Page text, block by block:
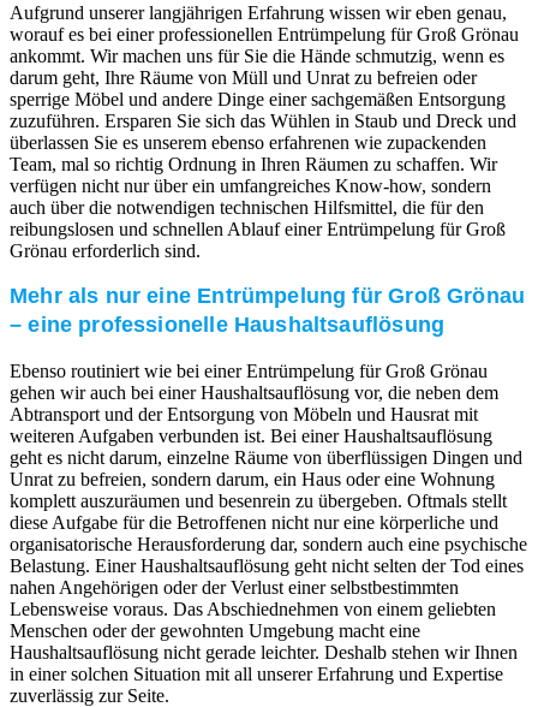
Aufgrund unserer langjährigen Erfahrung wissen wir eben genau,
worauf es bei einer professionellen Entrümpelung für Groß Grönau
ankommt. Wir machen uns für Sie die Hände schmutzig, wenn es
darum geht, Ihre Räume von Müll und Unrat zu befreien oder
sperrige Möbel und andere Dinge einer sachgemäßen Entsorgung
zuzuführen. Ersparen Sie sich das Wühlen in Staub und Dreck und
überlassen Sie es unserem ebenso erfahrenen wie zupackenden
Team, mal so richtig Ordnung in Ihren Räumen zu schaffen. Wir
verfügen nicht nur über ein umfangreiches Know-how, sondern
auch über die notwendigen technischen Hilfsmittel, die für den
reibungslosen und schnellen Ablauf einer Entrümpelung für Groß
Grönau erforderlich sind.
Mehr als nur eine Entrümpelung für Groß Grönau
– eine professionelle Haushaltsauflösung
Ebenso routiniert wie bei einer Entrümpelung für Groß Grönau
gehen wir auch bei einer Haushaltsauflösung vor, die neben dem
Abtransport und der Entsorgung von Möbeln und Hausrat mit
weiteren Aufgaben verbunden ist. Bei einer Haushaltsauflösung
geht es nicht darum, einzelne Räume von überflüssigen Dingen und
Unrat zu befreien, sondern darum, ein Haus oder eine Wohnung
komplett auszuräumen und besenrein zu übergeben. Oftmals stellt
diese Aufgabe für die Betroffenen nicht nur eine körperliche und
organisatorische Herausforderung dar, sondern auch eine psychische
Belastung. Einer Haushaltsauflösung geht nicht selten der Tod eines
nahen Angehörigen oder der Verlust einer selbstbestimmten
Lebensweise voraus. Das Abschiednehmen von einem geliebten
Menschen oder der gewohnten Umgebung macht eine
Haushaltsauflösung nicht gerade leichter. Deshalb stehen wir Ihnen
in einer solchen Situation mit all unserer Erfahrung und Expertise
zuverlässig zur Seite.